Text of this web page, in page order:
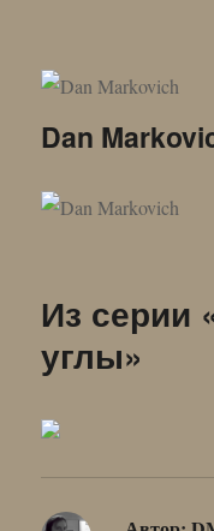
Dan
Из
углы»